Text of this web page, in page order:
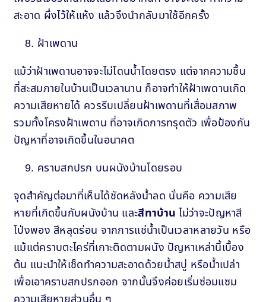
สะอาด ผึ่งไว้ให้แห้ง แล้วจึงนำกลับมาใช้อีกครั้ง
ฝ้าเพดาน
แม้ว่าฝ้าเพดานอาจจะไม่โดนน้ำโดยตรง แต่จากความชื้น
ที่สะสมภายในบ้านเป็นเวลานาน ก็อาจทำให้ฝ้าเพดานเกิด
ความเสียหายได้ ควรรีบเปลี่ยนฝ้าเพดานที่เสื่อมสภาพ
รวมทั้งโครงฝ้าเพดาน ที่อาจเกิดการทรุดตัว เพื่อป้องกัน
ปัญหาที่อาจเกิดขึ้นในอนาคต
คราบสกปรก บนผนังบ้านโดยรอบ
จุดสำคัญต่อมาที่เห็นได้ชัดหลังน้ำลด นั่นคือ ความเสีย
หายที่เกิดขึ้นกับผนังบ้าน และสีทาบ้านไม่ว่าจะปัญหาสี
โป่งพอง สีหลุดร่อน จากการแช่น้ำเป็นเวลาหลายวัน หรือ
แม้แต่คราบตะไคร่ที่เกาะติดตามผนัง ปัญหาเหล่านี้เบื้อง
ต้น แนะนำให้เช็ดทำความสะอาดด้วยน้ำสบู่ หรือน้ำเปล่า
เพื่อเอาคราบสกปรกออก จากนั้นจึงค่อยเริ่มซ่อมแซม